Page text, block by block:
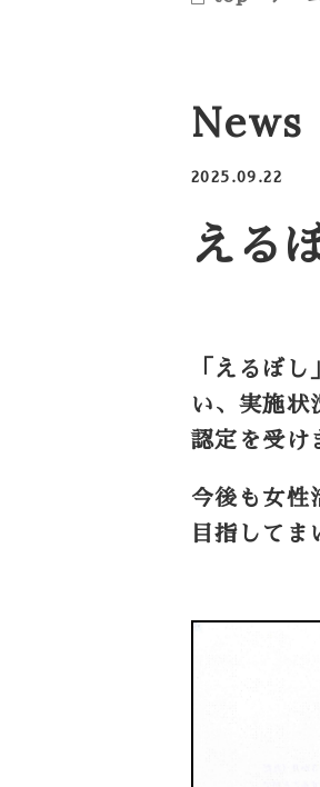
News
2025.09.22
える
「えるぼ
い、実施状
認定を受け
今後も女性
目指してま